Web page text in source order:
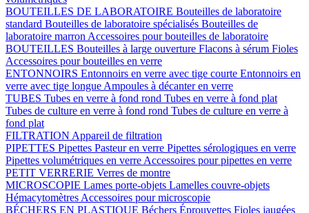
BOUTEILLES DE LABORATOIRE Bouteilles de laboratoire
standard Bouteilles de laboratoire spécialisés Bouteilles de
laboratoire marron Accessoires pour bouteilles de laboratoire
BOUTEILLES Bouteilles à large ouverture Flacons à sérum Fioles
Accessoires pour bouteilles en verre
ENTONNOIRS Entonnoirs en verre avec tige courte Entonnoirs en
verre avec tige longue Ampoules à décanter en verre
TUBES Tubes en verre à fond rond Tubes en verre à fond plat
Tubes de culture en verre à fond rond Tubes de culture en verre à
fond plat
FILTRATION Appareil de filtration
PIPETTES Pipettes Pasteur en verre Pipettes sérologiques en verre
Pipettes volumétriques en verre Accessoires pour pipettes en verre
PETIT VERRERIE Verres de montre
MICROSCOPIE Lames porte-objets Lamelles couvre-objets
Hémacytomètres Accessoires pour microscopie
BÉCHERS EN PLASTIQUE Béchers Éprouvettes Fioles jaugées